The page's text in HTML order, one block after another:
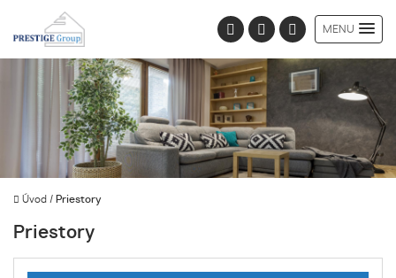
MENU
Úvod / Priestory
Priestory